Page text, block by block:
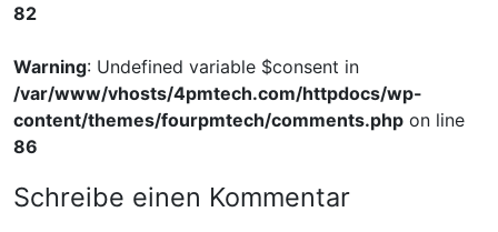
82
Warning: Undefined variable $consent in
/var/www/vhosts/4pmtech.com/httpdocs/wp-
content/themes/fourpmtech/comments.php on line
86
Schreibe einen Kommentar